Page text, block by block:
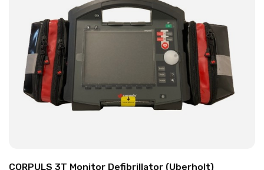
CORPULS 3T Monitor Defibrillator (Uberholt)